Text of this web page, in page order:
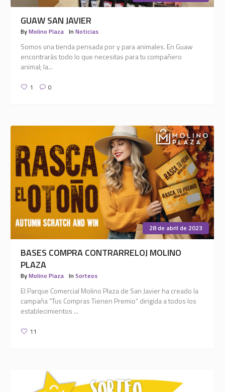
GUAW SAN JAVIER
ByMolino Plaza In Noticias
Somos una tienda pensada por y para animales. En Guaw
encontrarás todo lo que necesitas para tu compañero
animal; la...
1 0
28 de abril de 2023
BASES COMPRA CONTRARRELOJ MOLINO
PLAZA
ByMolino Plaza In Sorteos
El Parque Comercial Molino Plaza de San Javier ha creado la
campaña “Tus Compras Tienen Premio” dirigida a todos los
establecimientos ...
11